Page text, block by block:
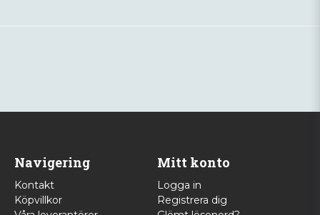
Navigering
Kontakt
Köpvillkor
Mitt konto
Logga in
Registrera dig